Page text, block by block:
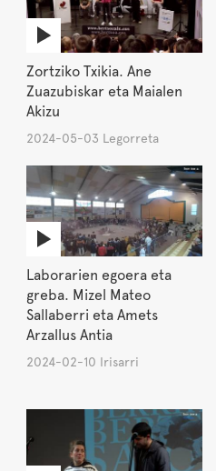
Zortziko Txikia. Ane
Zuazubiskar eta Maialen
Akizu
2024-05-03 Legorreta
Laborarien egoera eta
greba. Mizel Mateo
Sallaberri eta Amets
Arzallus Antia
2024-02-10 Irisarri